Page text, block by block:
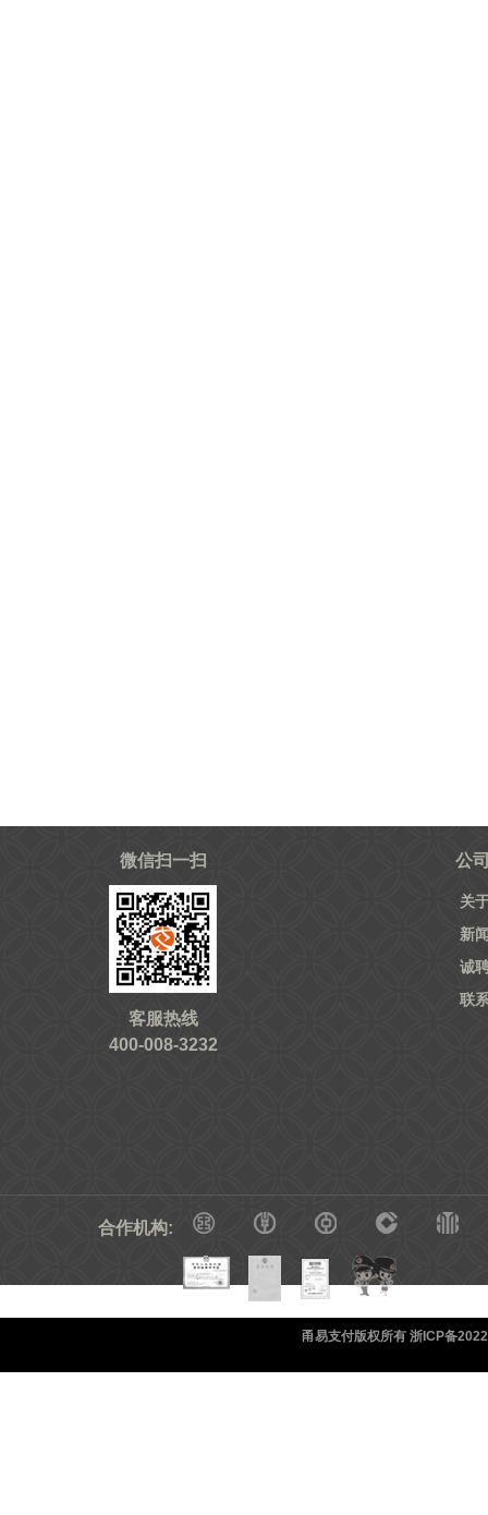
微信扫一扫
客服热线
400-008-3232
公
关
新
诚
联
合作机构:
甬易支付版权所有 浙ICP备